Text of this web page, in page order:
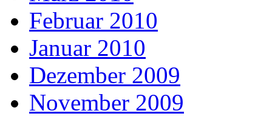
Februar 2010
Januar 2010
Dezember 2009
November 2009